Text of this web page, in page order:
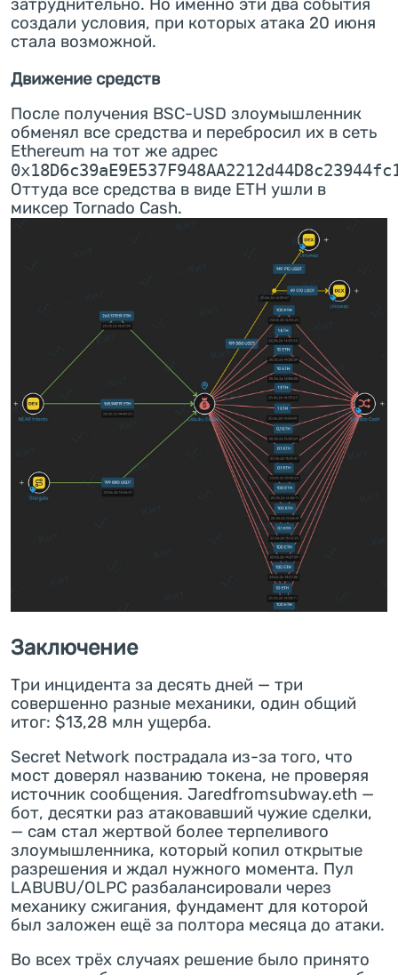
затруднительно. Но именно эти два события
создали условия, при которых атака 20 июня
стала возможной.
Движение средств
После получения BSC-USD злоумышленник
обменял все средства и перебросил их в сеть
Ethereum на тот же адрес
Оттуда все средства в виде ETH ушли в
миксер Tornado Cash.
Заключение
Три инцидента за десять дней — три
совершенно разные механики, один общий
итог: $13,28 млн ущерба.
Secret Network пострадала из-за того, что
мост доверял названию токена, не проверяя
источник сообщения. Jaredfromsubway.eth —
бот, десятки раз атаковавший чужие сделки,
— сам стал жертвой более терпеливого
злоумышленника, который копил открытые
разрешения и ждал нужного момента. Пул
LABUBU/OLPC разбалансировали через
механику сжигания, фундамент для которой
был заложен ещё за полтора месяца до атаки.
Во всех трёх случаях решение было принято